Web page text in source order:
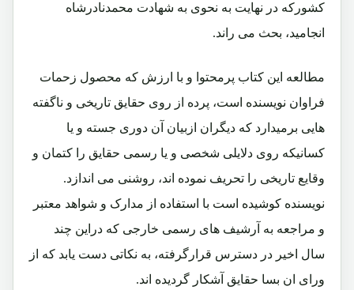
کشورکه در نهایت به نحوی به شهادت محمدنادرشاه
انجامید، بحث می راند.
مطالعه این کتاب پرمحتوا و با ارزش که محصول زحمات
فراوان نویسنده است، پرده از روی حقایق تاریخی و ناگفته
هایی برمیدارد که دیگران ازبیان آن دوری جسته و یا
کسانیکه روی دلایلی شخصی و یا رسمی حقایق را کتمان و
وقایع تاریخی را تحریف نموده اند، روشنی می اندازد.
نویسنده کوشیده است با استفاده از مدارک و شواهد معتبر
و مراجعه به آرشیف های رسمی خارجی که دراین چند
سال اخیر در دسترس قرارگرفته، به نکاتی دست یابد که از
ورای ان بسا حقایق آشکار گردیده اند.